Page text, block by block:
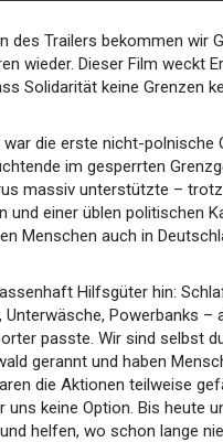
des Trailers bekommen wir
wieder. Dieser Film weckt
Solidarität keine Grenzen
war die erste nicht-polnische
im gesperrten
massiv unterstützte –
und einer üblen politischen
Menschen auch in
Hilfsgüter hin:
Powerbanks –
passte. Wir sind selbst
gerannt und haben
die Aktionen teilweise
uns keine Option. Bis heute
helfen, wo schon lange